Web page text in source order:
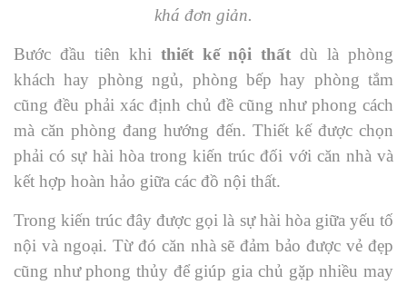
khá đơn giản.
Bước đầu tiên khi thiết kế nội thấtdù là phòng
khách hay phòng ngủ, phòng bếp hay phòng tắm
cũng đều phải xác định chủ đề cũng như phong cách
mà căn phòng đang hướng đến. Thiết kế được chọn
phải có sự hài hòa trong kiến trúc đối với căn nhà và
kết hợp hoàn hảo giữa các đồ nội thất.
Trong kiến trúc đây được gọi là sự hài hòa giữa yếu tố
nội và ngoại. Từ đó căn nhà sẽ đảm bảo được vẻ đẹp
cũng như phong thủy để giúp gia chủ gặp nhiều may